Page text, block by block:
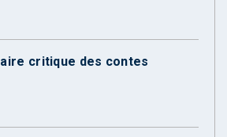
critique des contes